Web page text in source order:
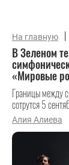
На главную |
В Зеленом
«Мировые
Границы между
сотрутся 5
Алия Алиева